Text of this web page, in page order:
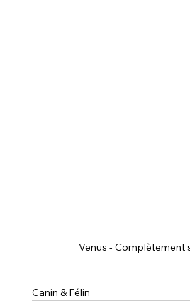
Venus - Complètement
Canin & Félin